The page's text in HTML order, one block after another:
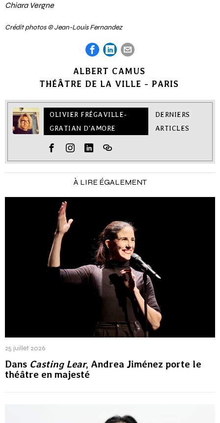
Chiara Vergne
Crédit photos © Jean-Louis Fernandez
ALBERT CAMUS
THÉÂTRE DE LA VILLE - PARIS
OLIVIER FRÉGAVILLE-
GRATIAN D'AMORE
DERNIERS
ARTICLES
À LIRE ÉGALEMENT
25 juillet 2026
Dans Casting Lear, Andrea Jiménez porte le
théâtre en majesté